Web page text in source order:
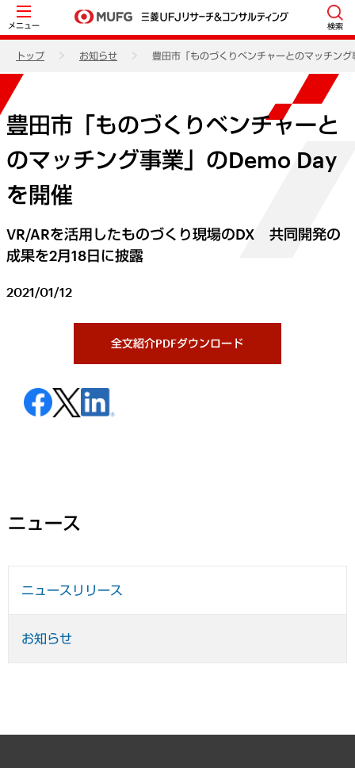
メニュー 検索
トップ お知らせ 豊田市「ものづくりベンチャーとのマッチン
豊田市「ものづくりベンチャーと
のマッチング事業」のDemo Day
を開催
VR/ARを活用したものづくり現場のDX 共同開発の
成果を2月18日に披露
2021/01/12
全文紹介PDFダウンロード
ニュース
ニュースリリース
お知らせ